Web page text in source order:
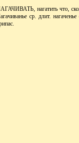
нагатить что,
ср. длит.